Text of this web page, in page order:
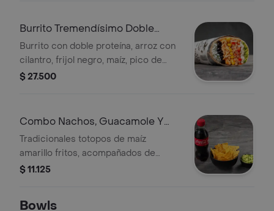
Burrito Tremendísimo Doble
Carne
Burrito con doble proteína, arroz con
cilantro, frijol negro, maíz, pico de
gallo, sour cream y guacamole.
$ 27.500
Combo Nachos, Guacamole Y
Gaseosa
Tradicionales totopos de maíz
amarillo fritos, acompañados de
guacamole y gaseosa de 250ml a
$ 11.125
Bowls